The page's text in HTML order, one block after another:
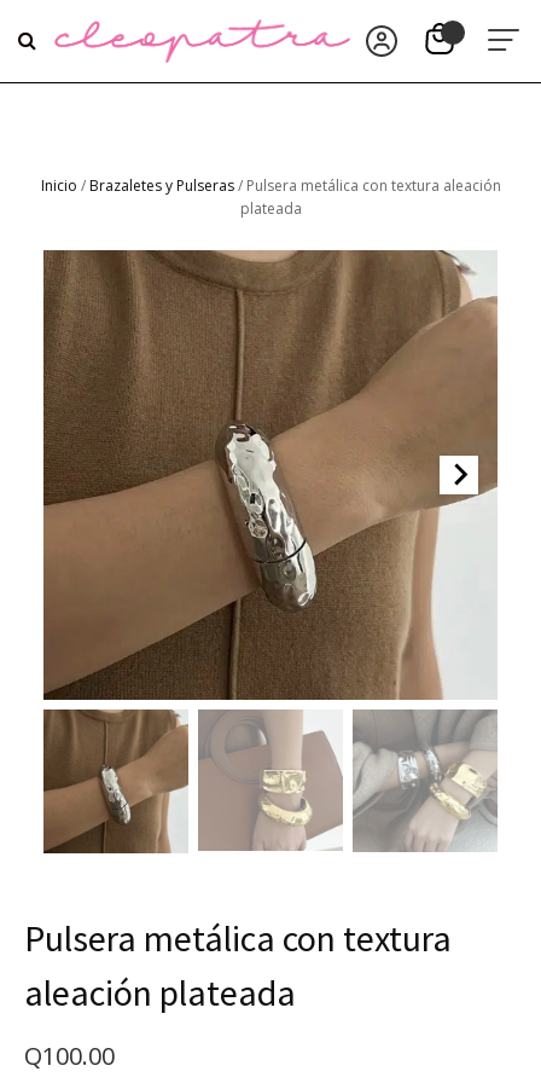
Inicio / Brazaletes y Pulseras/ Pulsera metálica con textura aleación
plateada
Pulsera metálica con textura
aleación plateada
Q100.00